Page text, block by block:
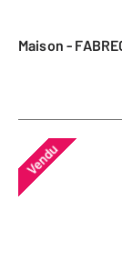
Maison -
Vendu